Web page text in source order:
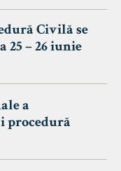
Civilă se
25 – 26 iunie
a
procedură